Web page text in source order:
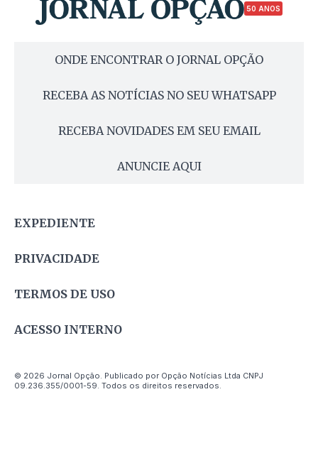
50 ANOS
ONDE ENCONTRAR O JORNAL OPÇÃO
RECEBA AS NOTÍCIAS NO SEU WHATSAPP
RECEBA NOVIDADES EM SEU EMAIL
ANUNCIE AQUI
EXPEDIENTE
PRIVACIDADE
TERMOS DE USO
ACESSO INTERNO
© 2026 Jornal Opção. Publicado por Opção Notícias Ltda CNPJ
09.236.355/0001-59. Todos os direitos reservados.